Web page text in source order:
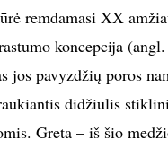
remdamasi XX
koncepcija
jos pavyzdžių poros
didžiulis
Greta – iš šio